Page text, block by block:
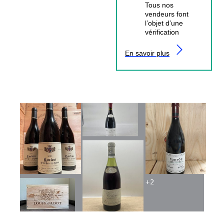
Tous nos
vendeurs font
l’objet d’une
vérification
En savoir plus
+2